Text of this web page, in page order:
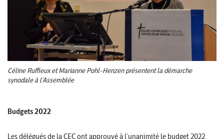
Céline Ruffieux et Marianne Pohl-Henzen présentent la démarche
synodale à l’Assemblée
Budgets 2022
Les délégués de la CEC ont approuvé à l’unanimité le budget 2022,